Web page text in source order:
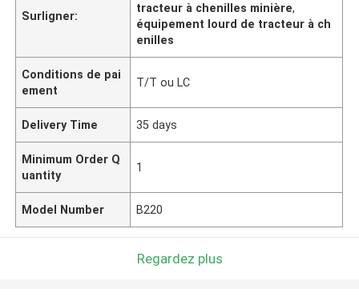
Surligner:
tracteur à chenilles minière,
équipement lourd de tracteur à ch
enilles
Conditions de pai
ement
T/T ou LC
Delivery Time 35 days
Minimum Order Q
uantity
1
Model Number B220
Regardez plus